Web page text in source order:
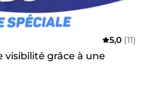
5,0 (11)
visibilité grâce à une